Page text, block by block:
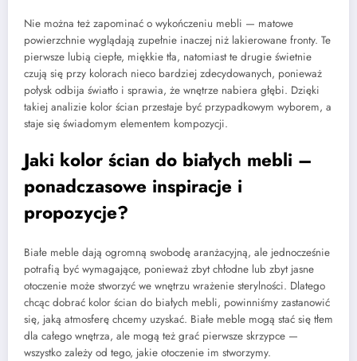
Nie można też zapominać o wykończeniu mebli — matowe
powierzchnie wyglądają zupełnie inaczej niż lakierowane fronty. Te
pierwsze lubią ciepłe, miękkie tła, natomiast te drugie świetnie
czują się przy kolorach nieco bardziej zdecydowanych, ponieważ
połysk odbija światło i sprawia, że wnętrze nabiera głębi. Dzięki
takiej analizie kolor ścian przestaje być przypadkowym wyborem, a
staje się świadomym elementem kompozycji.
Jaki kolor ścian do białych mebli –
ponadczasowe inspiracje i
propozycje?
Białe meble dają ogromną swobodę aranżacyjną, ale jednocześnie
potrafią być wymagające, ponieważ zbyt chłodne lub zbyt jasne
otoczenie może stworzyć we wnętrzu wrażenie sterylności. Dlatego
chcąc dobrać kolor ścian do białych mebli, powinniśmy zastanowić
się, jaką atmosferę chcemy uzyskać. Białe meble mogą stać się tłem
dla całego wnętrza, ale mogą też grać pierwsze skrzypce —
wszystko zależy od tego, jakie otoczenie im stworzymy.